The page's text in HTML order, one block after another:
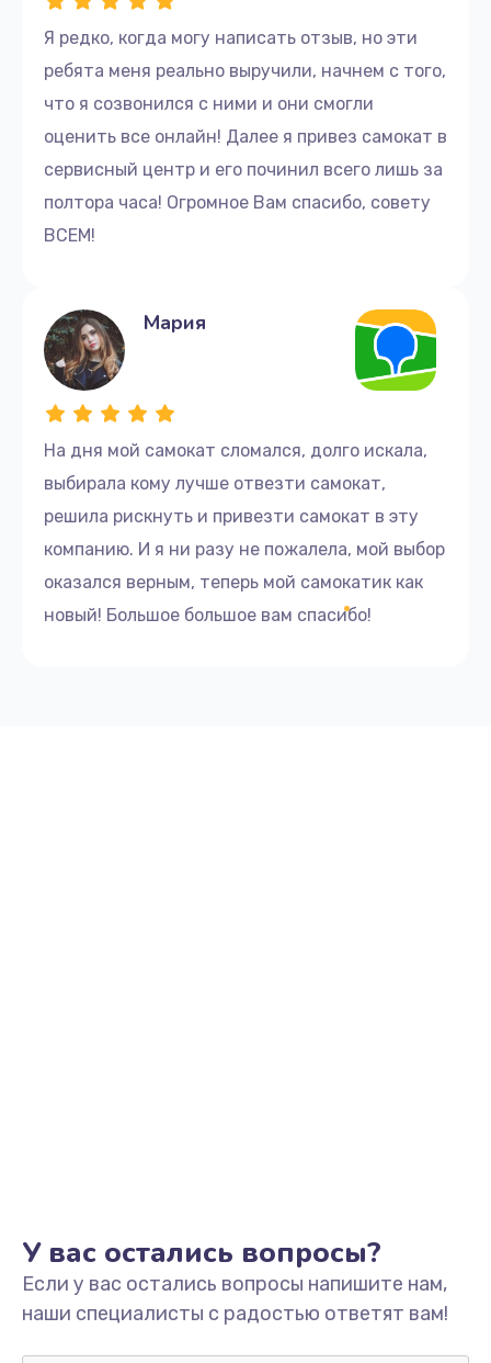
Я редко, когда могу написать отзыв, но эти
ребята меня реально выручили, начнем с того,
что я созвонился с ними и они смогли
оценить все онлайн! Далее я привез самокат в
сервисный центр и его починил всего лишь за
полтора часа! Огромное Вам спасибо, совету
ВСЕМ!
На дня мой самокат сломался, долго искала,
выбирала кому лучше отвезти самокат,
решила рискнуть и привезти самокат в эту
компанию. И я ни разу не пожалела, мой выбор
оказался верным, теперь мой самокатик как
новый! Большое большое вам спасибо!
Мария
У вас остались вопросы?
Если у вас остались вопросы напишите нам,
наши специалисты с радостью ответят вам!